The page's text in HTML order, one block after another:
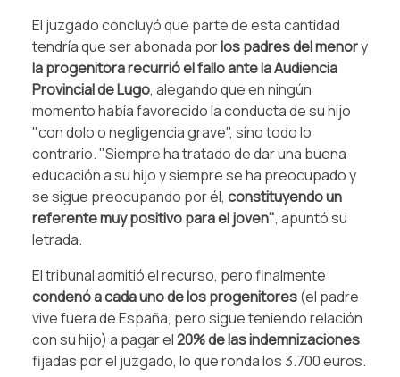
El juzgado concluyó que parte de esta cantidad
tendría que ser abonada porlos padres del menory
la progenitora recurrió el fallo ante la Audiencia
Provincial de Lugo, alegando que en ningún
momento había favorecido la conducta de su hijo
"con dolo o negligencia grave", sino todo lo
contrario. "Siempre ha tratado de dar una buena
educación a su hijo y siempre se ha preocupado y
se sigue preocupando por él, constituyendo un
referente muy positivo para el joven", apuntó su
letrada.
El tribunal admitió el recurso, pero finalmente
condenó a cada uno de los progenitores(el padre
vive fuera de España, pero sigue teniendo relación
con su hijo) a pagar el20% de las indemnizaciones
fijadas por el juzgado, lo que ronda los 3.700 euros.